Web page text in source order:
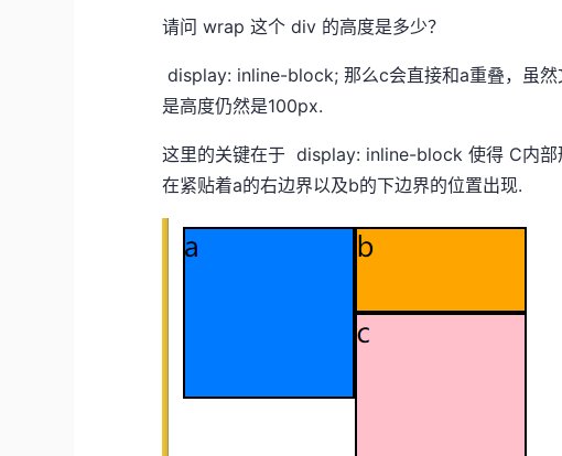
请问 wrap 这个 div 的高度是多少？
display: inline-block; 那么c会直接和a重叠，虽
是高度仍然是100px.
这里的关键在于 display: inline-block 使得 C内部
在紧贴着a的右边界以及b的下边界的位置出现.